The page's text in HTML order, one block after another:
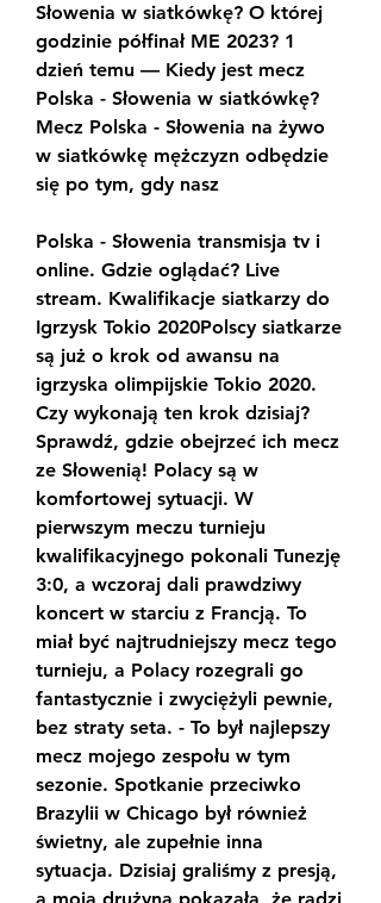
Słowenia w siatkówkę? O której
godzinie półfinał ME 2023? 1
dzień temu — Kiedy jest mecz
Polska - Słowenia w siatkówkę?
Mecz Polska - Słowenia na żywo
w siatkówkę mężczyzn odbędzie
się po tym, gdy nasz
Polska - Słowenia transmisja tv i
online. Gdzie oglądać? Live
stream. Kwalifikacje siatkarzy do
Igrzysk Tokio 2020Polscy siatkarze
są już o krok od awansu na
igrzyska olimpijskie Tokio 2020.
Czy wykonają ten krok dzisiaj?
Sprawdź, gdzie obejrzeć ich mecz
ze Słowenią! Polacy są w
komfortowej sytuacji. W
pierwszym meczu turnieju
kwalifikacyjnego pokonali Tunezję
3:0, a wczoraj dali prawdziwy
koncert w starciu z Francją. To
miał być najtrudniejszy mecz tego
turnieju, a Polacy rozegrali go
fantastycznie i zwyciężyli pewnie,
bez straty seta. - To był najlepszy
mecz mojego zespołu w tym
sezonie. Spotkanie przeciwko
Brazylii w Chicago był również
świetny, ale zupełnie inna
sytuacja. Dzisiaj graliśmy z presją,